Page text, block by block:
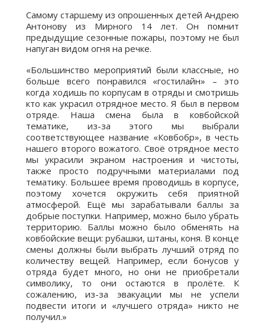
Самому старшему из опрошенных детей Андрею
Антонову из Мирного 14 лет. Он помнит
предыдущие сезонные пожары, поэтому не был
напуган видом огня на речке.
«Большинство мероприятий были классные, но
больше всего понравился «гостилайн» – это
когда ходишь по корпусам в отряды и смотришь
кто как украсил отрядное место. Я был в первом
отряде. Наша смена была в ковбойской
тематике, из-за этого мы выбрали
соответствующее название «Ковбобр», в честь
нашего второго вожатого. Своё отрядное место
мы украсили экраном настроения и чистоты,
также просто подручными материалами под
тематику. Большее время проводишь в корпусе,
поэтому хочется окружить себя приятной
атмосферой. Ещё мы зарабатывали баллы за
добрые поступки. Например, можно было убрать
территорию. Баллы можно было обменять на
ковбойские вещи: рубашки, штаны, коня. В конце
смены должны были выбрать лучший отряд по
количеству вещей. Например, если бонусов у
отряда будет много, но они не приобретали
символику, то они остаются в пролёте. К
сожалению, из-за эвакуации мы не успели
подвести итоги и «лучшего отряда» никто не
получил.»